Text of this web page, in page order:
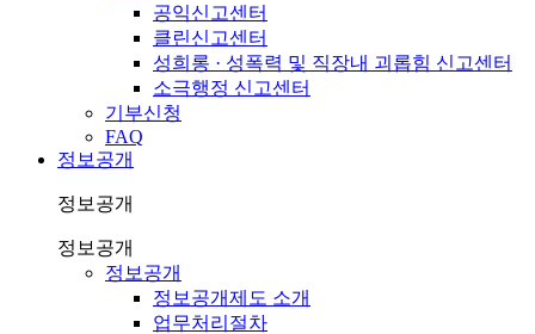
공익신고센터
클린신고센터
성희롱 · 성폭력 및 직장내 괴롭힘 신고센터
소극행정 신고센터
기부신청
FAQ
정보공개
정보공개
정보공개
정보공개
정보공개제도 소개
업무처리절차